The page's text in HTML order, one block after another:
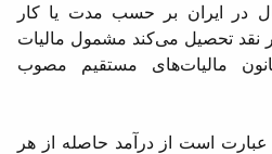
در ایران بر حسب مدت یا كار
نقد تحصیل می‌كند مشمول مالیات
است. (ماده 3 قانون مالیات‌های مستقیم مصوب
عبارت است از درآمد حاصله از هر